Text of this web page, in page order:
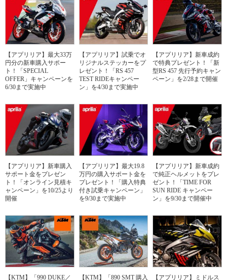
【アプリリア】最大33万
円分の新車購入サポー
ト！「SPECIAL
OFFER」キャンペーンを
6/30まで実施中
【アプリリア】試乗でオ
リジナルステッカーをプ
レゼント！「RS 457
TEST RIDEキャンペー
ン」を4/30まで実施中
【アプリリア】新車成約
で特典プレゼント！「新
型RS 457 先行予約キャン
ペーン」を2/28まで開催
【アプリリア】新車購入
サポート金をプレゼン
ト！「オンライン見積キ
ャンペーン」を10/25より
開催
【アプリリア】最大19.8
万円の購入サポート金を
プレゼント！「購入特典
付き試乗キャンペーン」
を9/30まで実施中
【アプリリア】新車成約
で純正ヘルメットをプレ
ゼント！「TIME FOR
SUN RIDE キャンペー
ン」を9/30まで開催中
【KTM】「990 DUKE／
【KTM】「890 SMT 購入
【アプリリア】ミドルス